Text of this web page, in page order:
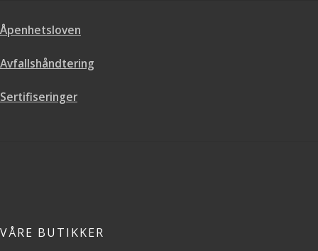
Åpenhetsloven
Avfallshåndtering
Sertifiseringer
VÅRE BUTIKKER